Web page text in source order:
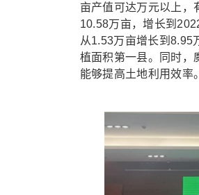
亩产值可达万元以上，
10.58万亩，增长到
从1.53万亩增长到8.95
植面积第一县。同时，
能够提高土地利用效率。